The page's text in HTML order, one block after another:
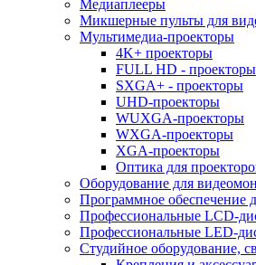
Медиаплееры
Микшерные пульты для
Мультимедиа-проекторы
4K+ проекторы
FULL HD - проекторы
SXGA+ - проекторы
UHD-проекторы
WUXGA-проекторы
WXGA-проекторы
XGA-проекторы
Оптика для
Оборудование для
Программное обеспечение
Профессиональные LCD-
Профессиональные LED-
Студийное оборудование,